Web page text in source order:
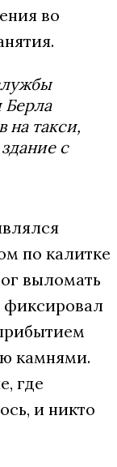
во
Берла
на такси,
с
по калитке
выломать
фиксировал
камнями.
где
и никто